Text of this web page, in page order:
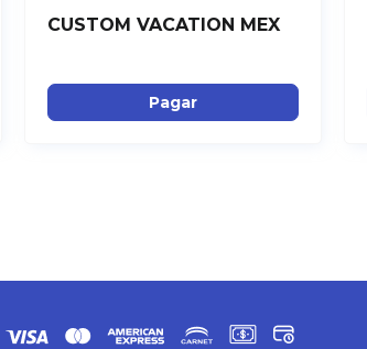
CUSTOM VACATION MEX
Pagar